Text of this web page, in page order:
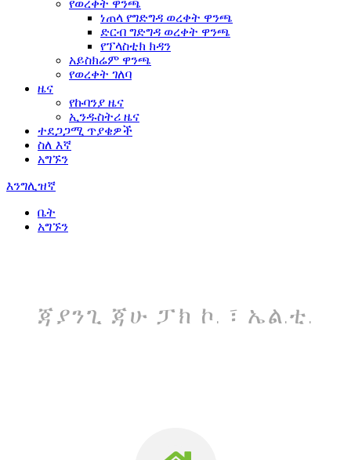
የወረቀት ዋንጫ
ነጠላ የግድግዳ ወረቀት ዋንጫ
ድርብ ግድግዳ ወረቀት ዋንጫ
የፕላስቲክ ክዳን
አይስክሬም ዋንጫ
የወረቀት ገለባ
ዜና
የኩባንያ ዜና
ኢንዱስትሪ ዜና
ተደጋጋሚ ጥያቄዎች
ስለ እኛ
አግኙን
እንግሊዝኛ
ቤት
አግኙን
ጃያንጊ ጃሁ ፓክ ኮ. ፣ ኤል.ቲ.